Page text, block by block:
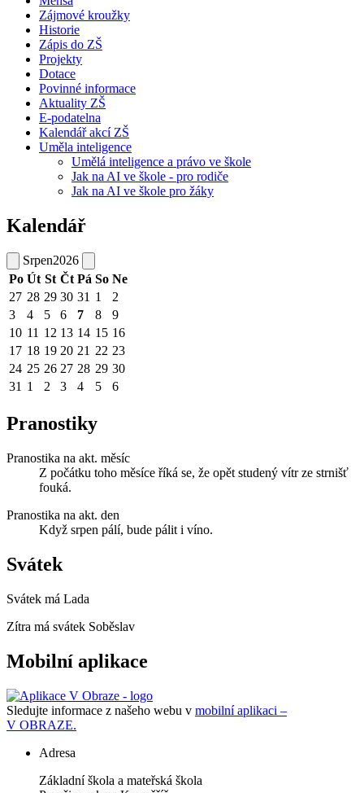
Zájmové kroužky
Historie
Zápis do ZŠ
Projekty
Dotace
Povinné informace
Aktuality ZŠ
E-podatelna
Kalendář akcí ZŠ
Uměla inteligence
Umělá inteligence a právo ve škole
Jak na AI ve škole - pro rodiče
Jak na AI ve škole pro žáky
Kalendář
Srpen2026
Po Út St Čt Pá So Ne
27 28 29 30 31 1
2
3
4 5 6 7 8
9
10 11 12 13 14 15 16
17 18 19 20 21 22 23
24 25 26 27 28 29 30
31 1 2 3 4 5 6
Pranostiky
Pranostika na akt. měsíc
Z počátku toho měsíce říká se, že opět studený vítr ze strnišť
fouká.
Pranostika na akt. den
Když srpen pálí, bude pálit i víno.
Svátek
Svátek má Lada
Zítra má svátek Soběslav
Mobilní aplikace
Sledujte informace z našeho webu v mobilní aplikaci –
V OBRAZE.
Adresa
Základní škola a mateřská škola